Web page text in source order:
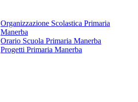
Organizzazione Scolastica Primaria
Manerba
Orario Scuola Primaria Manerba
Progetti Primaria Manerba